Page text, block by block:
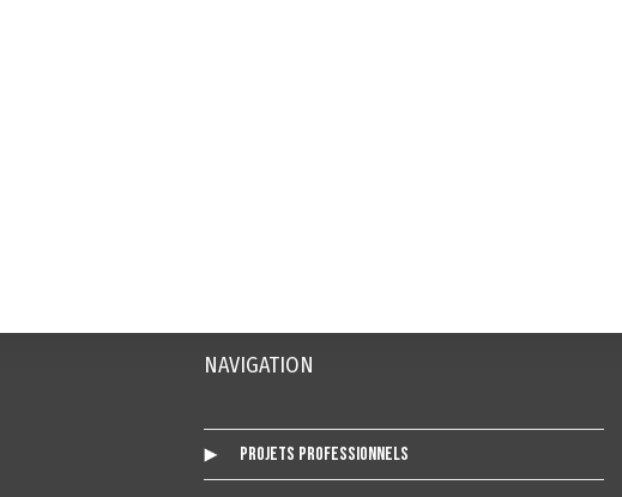
NAVIGATION
Projets Professionnels